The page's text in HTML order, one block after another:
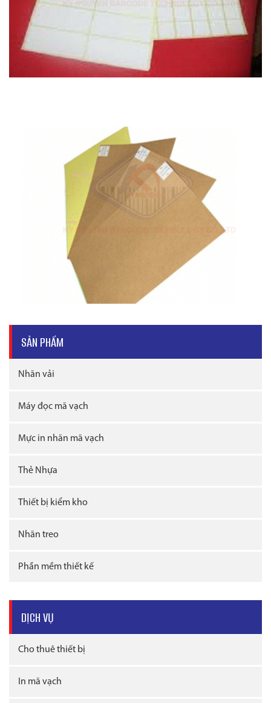
SẢN PHẨM
Nhãn vải
Máy đọc mã vạch
Mực in nhãn mã vạch
Thẻ Nhựa
Thiết bị kiểm kho
Nhãn treo
Phần mềm thiết kế
DỊCH VỤ
Cho thuê thiết bị
In mã vạch